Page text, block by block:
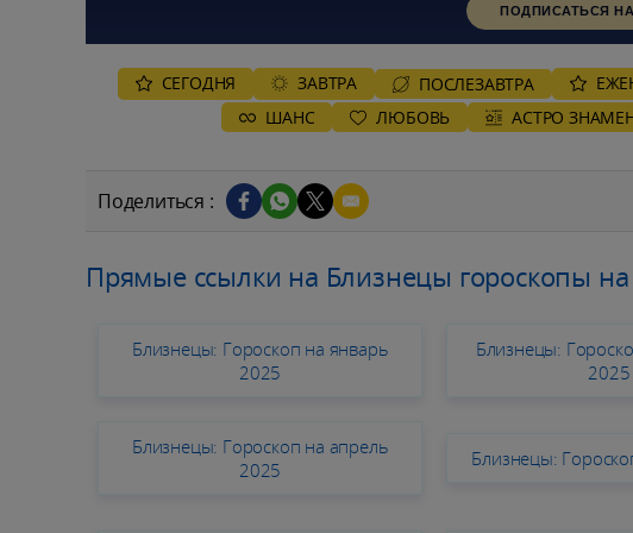
ПОДПИСАТЬСЯ
СЕГОДНЯ ЗАВТРА ПОСЛЕЗАВТРА
ШАНС
ЛЮБОВЬ АСТРО
Поделиться :
Прямые ссылки на Близнецы гороскопы на
Близнецы: Гороскоп на январь
2025
Близнецы:
2025
Близнецы: Гороскоп на апрель
2025
Близнецы: